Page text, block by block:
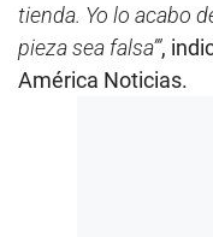
u
t
e
s
tienda. Yo lo acabo
pieza sea falsa’”,
América Noticias.